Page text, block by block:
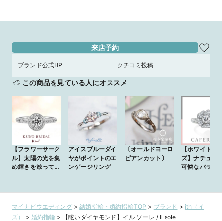
来店予約
ブランド公式HP クチコミ投稿
この商品を見ている人にオススメ
【フラワーサーク
ル】太陽の光を集
め輝きを放って美
アイスブルーダイ
ヤがポイントのエ
ンゲージリング
〔オールドヨーロ
ピアンカット〕
【ホワイトロ
ズ】ナチュラ
可憐なバラ
マイナビウエディング>結婚指輪・婚約指輪TOP > ブランド > ith（イ
ズ）
> 婚約指輪 > 【眩いダイヤモンド】イル ソーレ / Il sole